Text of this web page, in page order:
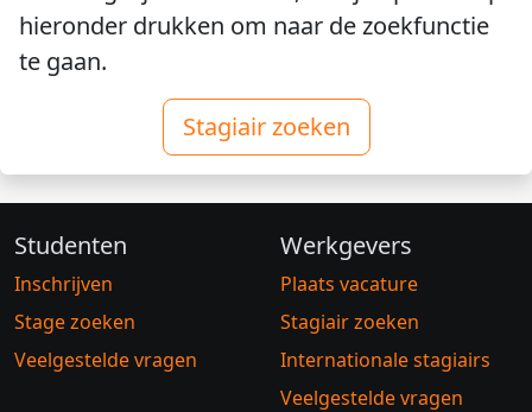
hieronder drukken om naar de zoekfunctie
te gaan.
Stagiair zoeken
Studenten
Inschrijven
Stage zoeken
Veelgestelde vragen
Werkgevers
Plaats vacature
Stagiair zoeken
Internationale stagiairs
Veelgestelde vragen